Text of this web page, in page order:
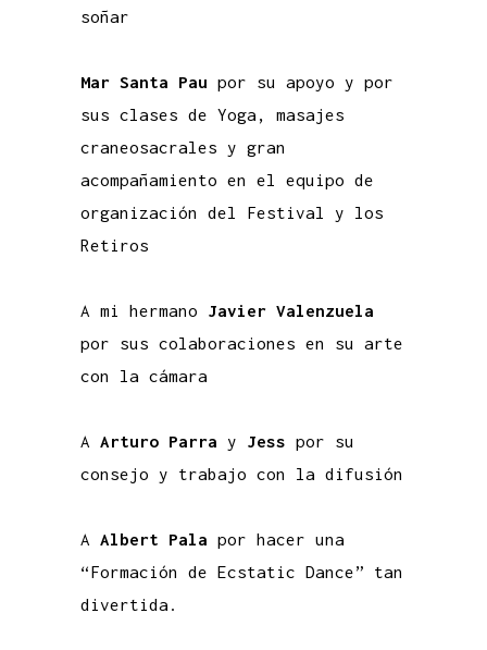
soñar
Mar Santa Pau por su apoyo y por
sus clases de Yoga, masajes
craneosacrales y gran
acompañamiento en el equipo de
organización del Festival y los
Retiros
A mi hermano Javier Valenzuela
por sus colaboraciones en su arte
con la cámara
A Arturo Parra y Jess por su
consejo y trabajo con la difusión
A Albert Pala por hacer una
“Formación de Ecstatic Dance” tan
divertida.